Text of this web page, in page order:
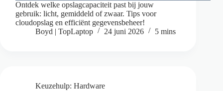
Ontdek welke opslagcapaciteit past bij jouw
gebruik: licht, gemiddeld of zwaar. Tips voor
cloudopslag en efficiënt gegevensbeheer!
Boyd | TopLaptop
24 juni 2026 5 mins
Keuzehulp: Hardware